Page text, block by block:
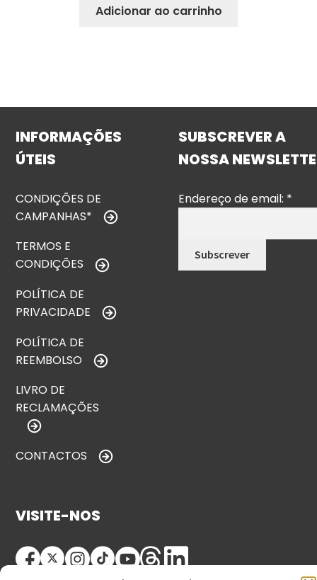
Adicionar ao carrinho
INFORMAÇÕES
ÚTEIS
CONDIÇÕES DE
CAMPANHAS*
TERMOS E
CONDIÇÕES
POLÍTICA DE
PRIVACIDADE
POLÍTICA DE
REEMBOLSO
LIVRO DE
RECLAMAÇÕES
CONTACTOS
SUBSCREVER A
NOSSA
Endereço de email: *
VISITE-NOS